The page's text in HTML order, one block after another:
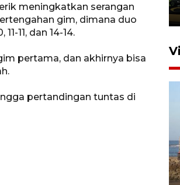
meningkatkan serangan
gim, dimana duo
11, dan 14-14.
pertama, dan akhirnya bisa
pertandingan tuntas di
2026 16:28